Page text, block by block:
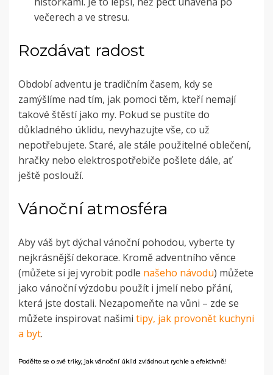
večerech a ve stresu.
Rozdávat radost
Období adventu je tradičním časem, kdy se
zamýšlíme nad tím, jak pomoci těm, kteří nemají
takové štěstí jako my. Pokud se pustíte do
důkladného úklidu, nevyhazujte vše, co už
nepotřebujete. Staré, ale stále použitelné oblečení,
hračky nebo elektrospotřebiče pošlete dále, ať
ještě poslouží.
Vánoční atmosféra
Aby váš byt dýchal vánoční pohodou, vyberte ty
nejkrásnější dekorace. Kromě adventního věnce
(můžete si jej vyrobit podle našeho návodu) můžete
jako vánoční výzdobu použít i jmelí nebo přání,
která jste dostali. Nezapomeňte na vůni – zde se
můžete inspirovat našimi tipy, jak provonět kuchyni
a byt.
Podělte se o své triky, jak vánoční úklid zvládnout rychle a efektivně!